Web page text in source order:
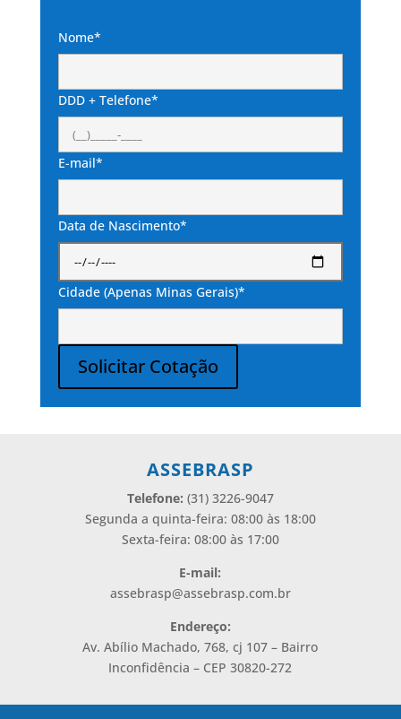
Nome*
DDD + Telefone*
E-mail*
Data de Nascimento*
Cidade (Apenas Minas Gerais)*
Solicitar Cotação
ASSEBRASP
Telefone: (31) 3226-9047
Segunda a quinta-feira: 08:00 às 18:00
Sexta-feira: 08:00 às 17:00
E-mail:
assebrasp@assebrasp.com.br
Endereço:
Av. Abílio Machado, 768, cj 107 – Bairro
Inconfidência – CEP 30820-272